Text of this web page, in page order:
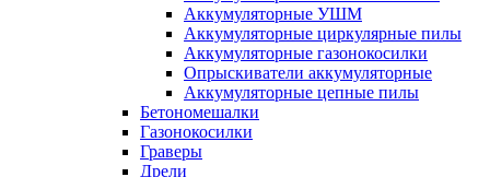
Аккумуляторные УШМ
Аккумуляторные циркулярные пилы
Аккумуляторные газонокосилки
Опрыскиватели аккумуляторные
Аккумуляторные цепные пилы
Бетономешалки
Газонокосилки
Граверы
Дрели